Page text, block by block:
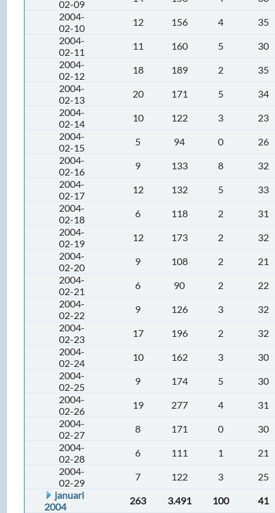
02-09
2004-
02-10
12 156 4
35
2004-
02-11
11 160 5
30
2004-
02-12
18 189 2
35
2004-
02-13
20 171 5
34
2004-
02-14
10 122 3
23
2004-
02-15
5 94 0
26
2004-
02-16
9 133 8
32
2004-
02-17
12 132 5
33
2004-
02-18
6 118 2
31
2004-
02-19
12 173 2
32
2004-
02-20
9 108 2
21
2004-
02-21
6 90 2
22
2004-
02-22
9 126 3
32
2004-
02-23
17 196 2
32
2004-
02-24
10 162 3
30
2004-
02-25
9 174 5
30
2004-
02-26
19 277 4
31
2004-
02-27
8 171 0
30
2004-
02-28
6 111 1
21
2004-
02-29
7 122 3
25
januari
2004
263 3.491 100
41